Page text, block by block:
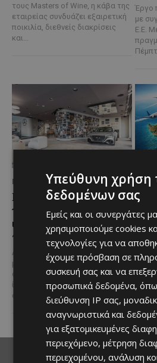
τους Masters of Wine, η κάβα της
εταιρείας συνδυάζει εξαιρετική
ποικιλία, διεθνείς διακρίσεις
και...
Έργο
με
Ε.Ε. Με τελετή που
ΜΈΝΟΥΜΕ ΕΝΗΜΕΡΩΜΈΝΟΙ
Η Mercedes-Benz
γιορτάζει έναν αιώνα
ιστορίας και κοιτάζει
προς το μέλλον
Λίγες αυτοκινητοβιομηχανίες
μπορούν να ισχυριστούν ότι το
όνομά τους έγινε συνώνυμο της
ίδιας της ιστορίας του
αυτοκινήτου. Η...
Ο
Του
Υπεύθυνη χρήση
δεδομένων σας
Εμείς και οι συνεργάτες
χρησιμοποιούμε cookies
τεχνολογίες για να
έχουμε πρόσβαση σε
συσκευή σας και να
προσωπικά δεδομένα,
διεύθυνση IP σας,
αναγνωριστικά και
για εξατομικευμένες
περιεχόμενο, μέτρηση
περιεχομένου, ανάλυση